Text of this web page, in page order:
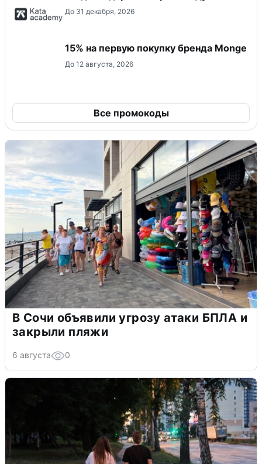
До 31 декабря, 2026
15% на первую покупку бренда Monge
До 12 августа, 2026
Все промокоды
В Сочи объявили угрозу атаки БПЛА и
закрыли пляжи
6 августа 0